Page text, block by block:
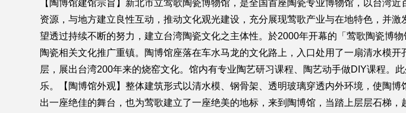
【陶博馆建馆宗旨】新北市立莺歌陶瓷博物馆，是全国首座陶瓷专业博物馆，以台湾
资源，与地方建立良性互动，推动文化观光建设，充分展现莺歌产业与在地特色，并
望透过持续不断的努力，建立台湾陶瓷文化之主体性。於2000年开幕的「莺歌陶瓷博
陶瓷相关文化推广重镇。陶博馆座落在车水马龙的文化路上，入口处用了一扇清水模
层，展出台湾200年来的烧窑文化。馆内有专业陶艺研习课程、陶艺动手做DIY课程。
乐。【陶博馆外观】整体建筑形式以清水模、钢骨架、透明玻璃穿透内外环境，使陶
出一座绝佳的舞台，也为莺歌建立了一座绝美的地标，来到陶博馆，当踏上层层石梯